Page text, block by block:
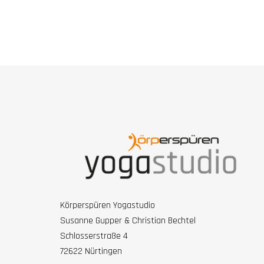
Körperspüren Yogastudio
Susanne Gupper & Christian Bechtel
Schlosserstraße 4
72622 Nürtingen